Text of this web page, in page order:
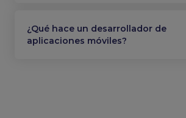
¿Qué hace un desarrollador de
aplicaciones móviles?